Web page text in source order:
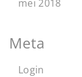
mei 2018
Meta
Login